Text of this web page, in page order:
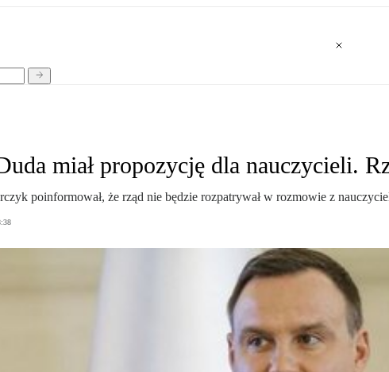
miał propozycję dla nauczycieli.
poinformował, że rząd nie będzie rozpatrywał w rozmowie z